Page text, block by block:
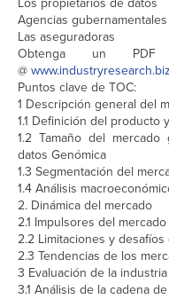
Agencias gubernamentales
Las aseguradoras
Obtenga un
@
Puntos clave de TOC:
1 Descripción general del
1.1 Definición del producto
1.2 Tamaño del
datos Genómica
1.3 Segmentación del
1.4 Análisis
2. Dinámica del mercado
2.1 Impulsores del mercado
2.2 Limitaciones y
2.3 Tendencias de los
3 Evaluación de la
3.1 Análisis de la cadena